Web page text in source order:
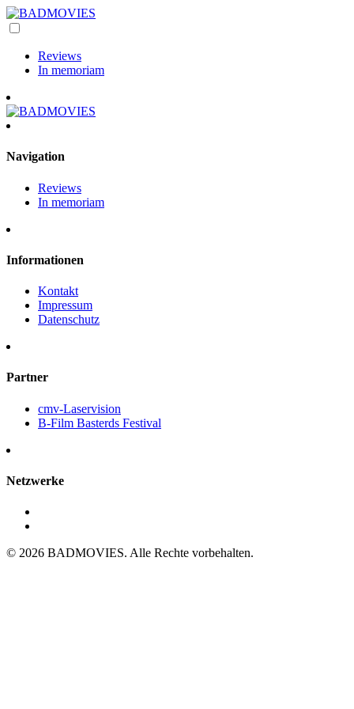
Reviews
In memoriam
Navigation
Reviews
In memoriam
Informationen
Kontakt
Impressum
Datenschutz
Partner
cmv-Laservision
B-Film Basterds Festival
Netzwerke
© 2026 BADMOVIES. Alle Rechte vorbehalten.